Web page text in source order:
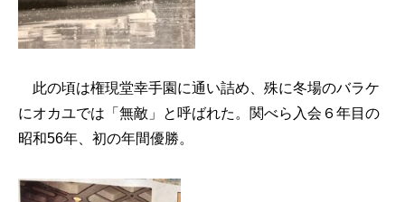
此の頃は権現堂幸手園に通い詰め、殊に冬場のバラケ
にオカユでは「無敵」と呼ばれた。関べら入会６年目の
昭和56年、初の年間優勝。